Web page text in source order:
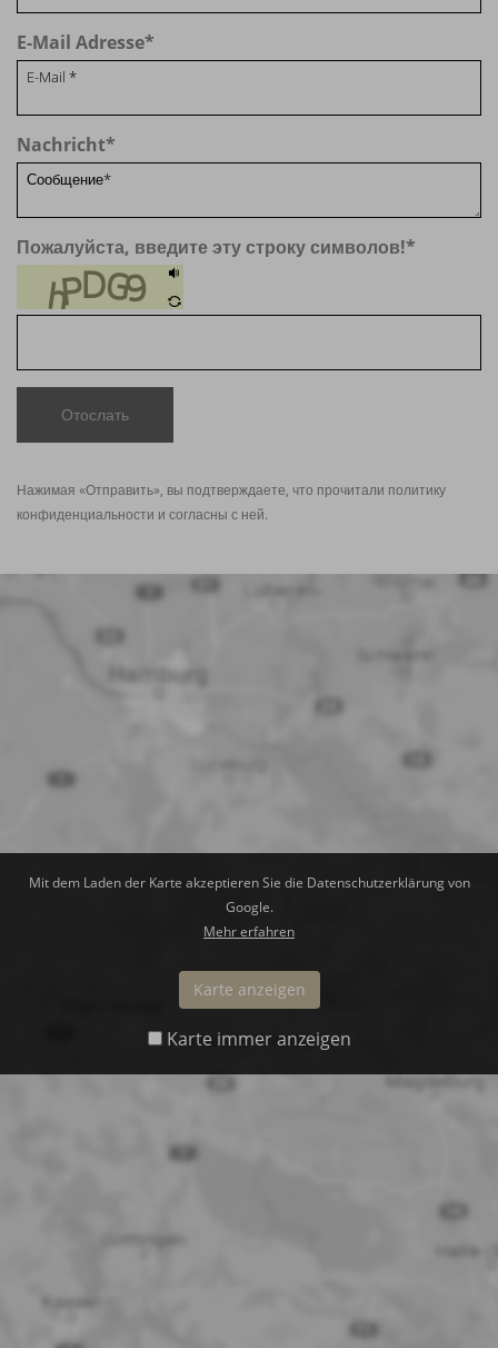
E-Mail Adresse*
Nachricht*
Пожалуйста, введите эту строку символов!*
Отослать
Нажимая «Отправить», вы подтверждаете, что прочитали политику
конфиденциальности и согласны с ней.
Mit dem Laden der Karte akzeptieren Sie die Datenschutzerklärung von
Google.
Mehr erfahren
Karte anzeigen
Karte immer anzeigen